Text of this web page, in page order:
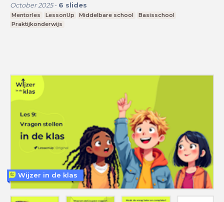
October 2025- 6 slides
Mentorles LessonUp Middelbare school
Basisschool
Praktijkonderwijs
Wijzer in de klas